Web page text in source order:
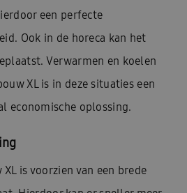
een perfecte
Ook in de horeca kan het
Verwarmen en koelen
XL is in deze situaties een
economische oplossing.
is voorzien van een brede